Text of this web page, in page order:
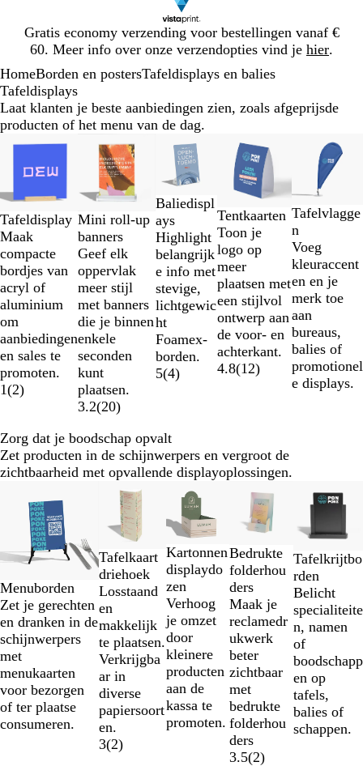
Gratis economy verzending voor bestellingen vanaf €
60. Meer info over onze verzendopties vind je hier.
1
HomeBorden en postersTafeldisplays en balies
Tafeldisplays
Laat klanten je beste aanbiedingen zien, zoals afgeprijsde
producten of het menu van de dag.
Tafeldisplay
Maak
compacte
bordjes van
acryl of
aluminium
om
aanbiedingen
en sales te
promoten.
1(2)
Mini roll-up
banners
Geef elk
oppervlak
meer stijl
met banners
die je binnen
enkele
seconden
kunt
plaatsen.
3.2(20)
Baliedispl
ays
Highlight
belangrijk
e info met
stevige,
lichtgewic
ht
Foamex-
borden.
5(4)
Tentkaarten
Toon je
logo op
meer
plaatsen met
een stijlvol
ontwerp aan
de voor- en
achterkant.
4.8(12)
Tafelvlagge
n
Voeg
kleuraccent
en en je
merk toe
aan
bureaus,
balies of
promotionel
e displays.
Dia's
2
5
Zorg dat je boodschap opvalt
Zet producten in de schijnwerpers en vergroot de
zichtbaarheid met opvallende displayoplossingen.
Menuborden
Zet je gerechten
en dranken in de
schijnwerpers
met
menukaarten
voor bezorgen
of ter plaatse
consumeren.
Tafelkaart
driehoek
Losstaand
en
makkelijk
te plaatsen.
Verkrijgba
ar in
diverse
papiersoort
en.
3(2)
Kartonnen
displaydo
zen
Verhoog
je omzet
door
kleinere
producten
aan de
kassa te
promoten.
Nieuwe opties
Bedrukte
folderhou
ders
Maak je
reclamedr
ukwerk
beter
zichtbaar
met
bedrukte
folderhou
ders
3.5(2)
Tafelkrijtbo
rden
Belicht
specialiteite
n, namen
of
boodschapp
en op
tafels,
balies of
schappen.
van